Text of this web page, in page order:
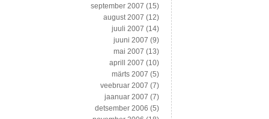
september 2007 (15)
august 2007 (12)
juuli 2007 (14)
juuni 2007 (9)
mai 2007 (13)
aprill 2007 (10)
märts 2007 (5)
veebruar 2007 (7)
jaanuar 2007 (7)
detsember 2006 (5)